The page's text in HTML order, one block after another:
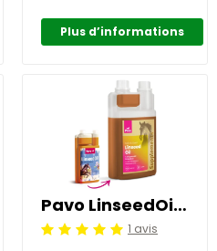
Plus d’informations
Pavo LinseedOil 1 l
Jugement:5 /51 avis